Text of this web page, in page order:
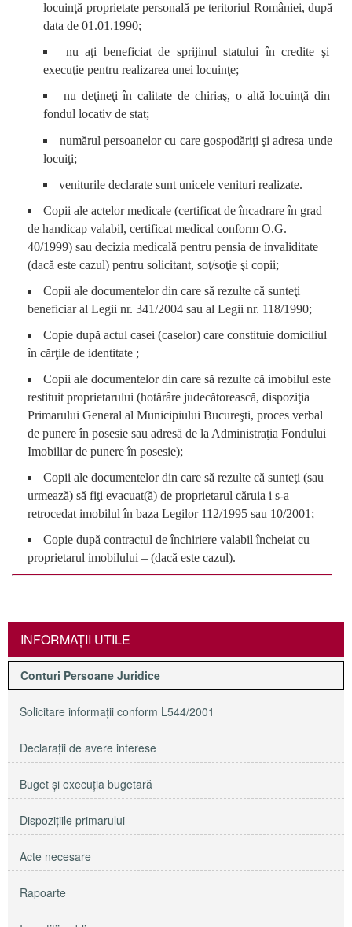
locuinţă proprietate personală pe teritoriul României, după
data de 01.01.1990;
nu aţi beneficiat de sprijinul statului în credite şi
execuţie pentru realizarea unei locuinţe;
nu deţineţi în calitate de chiriaş, o altă locuinţă din
fondul locativ de stat;
numărul persoanelor cu care gospodăriţi şi adresa unde
locuiţi;
veniturile declarate sunt unicele venituri realizate.
Copii ale actelor medicale (certificat de încadrare în grad
de handicap valabil, certificat medical conform O.G.
40/1999) sau decizia medicală pentru pensia de invaliditate
(dacă este cazul) pentru solicitant, soţ/soţie şi copii;
Copii ale documentelor din care să rezulte că sunteţi
beneficiar al Legii nr. 341/2004 sau al Legii nr. 118/1990;
Copie după actul casei (caselor) care constituie domiciliul
în cărţile de identitate ;
Copii ale documentelor din care să rezulte că imobilul este
restituit proprietarului (hotărâre judecătorească, dispoziţia
Primarului General al Municipiului Bucureşti, proces verbal
de punere în posesie sau adresă de la Administraţia Fondului
Imobiliar de punereîn posesie);
Copii ale documentelor din care să rezulte că sunteţi (sau
urmează) să fiţi evacuat(ă) de proprietarul căruia i s-a
retrocedat imobilul în baza Legilor 112/1995 sau 10/2001;
Copie după contractul de închiriere valabil încheiat cu
proprietarul imobilului – (dacă este cazul).
INFORMAŢII UTILE
Conturi Persoane Juridice
Solicitare informaţii conform L544/2001
Declaraţii de avere interese
Buget şi execuţia bugetară
Dispoziţiile primarului
Acte necesare
Rapoarte